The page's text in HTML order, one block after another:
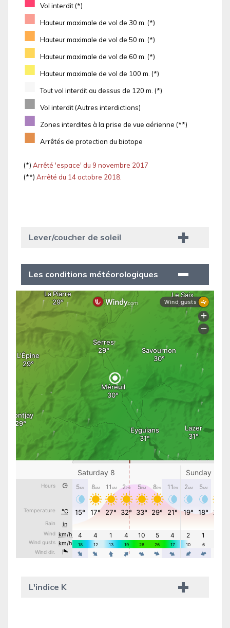
Vol interdit (*)
■ Hauteur maximale de vol de 30 m. (*)
■ Hauteur maximale de vol de 50 m. (*)
■ Hauteur maximale de vol de 60 m. (*)
■ Hauteur maximale de vol de 100 m. (*)
Tout vol interdit au dessus de 120 m. (*)
■ Vol interdit (Autres interdictions)
■ Zones interdites à la prise de vue aérienne (**)
■ Arrêtés de protection du biotope
(*) Arrêté 'espace' du 9 novembre 2017
(**) Arrêté du 14 octobre 2018.
Lever/coucher de soleil
Les conditions météorologiques
L'indice K